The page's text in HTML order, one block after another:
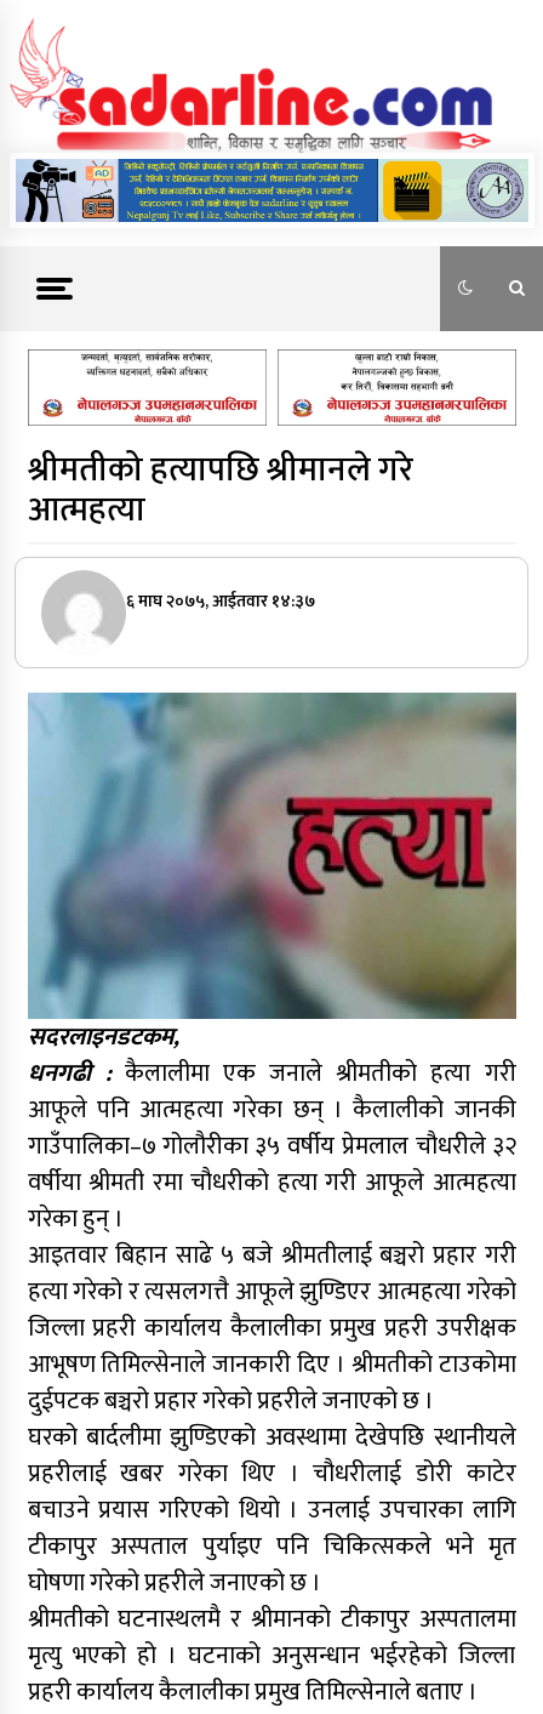
content
News For Nepal
श्रीमतीको हत्यापछि श्रीमानले गरे
आत्महत्या
६ माघ २०७५, आईतवार १४:३७
सदरलाइनडटकम,
धनगढी : कैलालीमा एक जनाले श्रीमतीको हत्या गरी
आफूले पनि आत्महत्या गरेका छन् । कैलालीको जानकी
गाउँपालिका–७ गोलौरीका ३५ वर्षीय प्रेमलाल चौधरीले ३२
वर्षीया श्रीमती रमा चौधरीको हत्या गरी आफूले आत्महत्या
गरेका हुन् ।
आइतवार बिहान साढे ५ बजे श्रीमतीलाई बञ्चरो प्रहार गरी
हत्या गरेको र त्यसलगत्तै आफूले झुण्डिएर आत्महत्या गरेको
जिल्ला प्रहरी कार्यालय कैलालीका प्रमुख प्रहरी उपरीक्षक
आभूषण तिमिल्सेनाले जानकारी दिए । श्रीमतीको टाउकोमा
दुईपटक बञ्चरो प्रहार गरेको प्रहरीले जनाएको छ ।
घरको बार्दलीमा झुण्डिएको अवस्थामा देखेपछि स्थानीयले
प्रहरीलाई खबर गरेका थिए । चौधरीलाई डोरी काटेर
बचाउने प्रयास गरिएको थियो । उनलाई उपचारका लागि
टीकापुर अस्पताल पुर्याइए पनि चिकित्सकले भने मृत
घोषणा गरेको प्रहरीले जनाएको छ ।
श्रीमतीको घटनास्थलमै र श्रीमानको टीकापुर अस्पतालमा
मृत्यु भएको हो । घटनाको अनुसन्धान भईरहेको जिल्ला
प्रहरी कार्यालय कैलालीका प्रमुख तिमिल्सेनाले बताए ।